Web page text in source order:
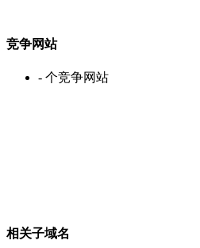
竞争网站
- 个竞争网站
相关子域名